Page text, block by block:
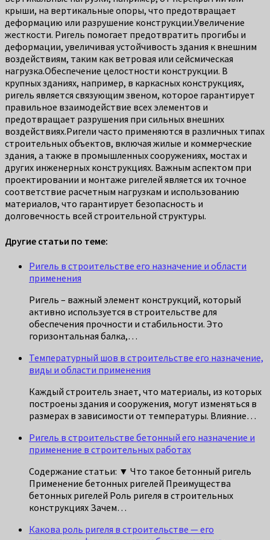
крыши, на вертикальные опоры, что предотвращает
деформацию или разрушение конструкции.Увеличение
жесткости. Ригель помогает предотвратить прогибы и
деформации, увеличивая устойчивость здания к внешним
воздействиям, таким как ветровая или сейсмическая
нагрузка.Обеспечение целостности конструкции. В
крупных зданиях, например, в каркасных конструкциях,
ригель является связующим звеном, которое гарантирует
правильное взаимодействие всех элементов и
предотвращает разрушения при сильных внешних
воздействиях.Ригели часто применяются в различных типах
строительных объектов, включая жилые и коммерческие
здания, а также в промышленных сооружениях, мостах и
других инженерных конструкциях. Важным аспектом при
проектировании и монтаже ригелей является их точное
соответствие расчетным нагрузкам и использованию
материалов, что гарантирует безопасность и
долговечность всей строительной структуры.
Другие статьи по теме:
Ригель в строительстве его назначение и области
применения
Ригель – важный элемент конструкций, который
активно используется в строительстве для
обеспечения прочности и стабильности. Это
горизонтальная балка,…
Температурный шов в строительстве его назначение,
виды и области применения
Каждый строитель знает, что материалы, из которых
построены здания и сооружения, могут изменяться в
размерах в зависимости от температуры. Влияние…
Ригель в строительстве бетонный его назначение и
применение в строительных работах
Содержание статьи: ▼ Что такое бетонный ригель
Применение бетонных ригелей Преимущества
бетонных ригелей Роль ригеля в строительных
конструкциях Зачем…
Какова роль ригеля в строительстве — его